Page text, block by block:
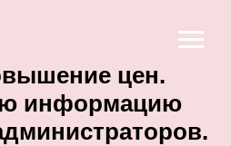
цен.
информацию